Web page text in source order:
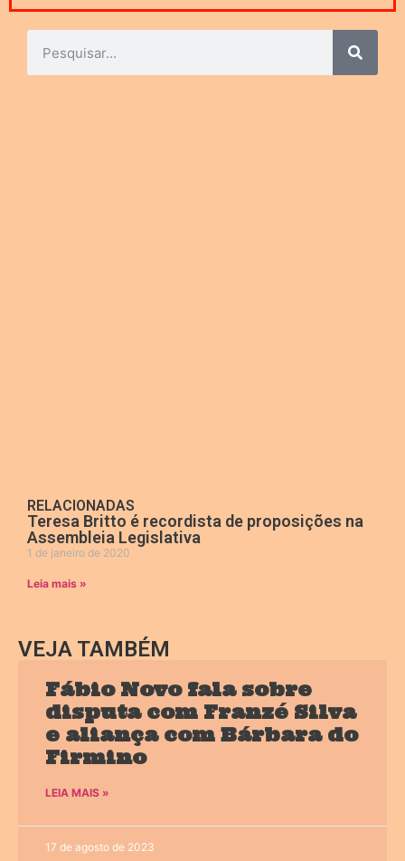
RELACIONADAS
Teresa Britto é recordista de proposições na
Assembleia Legislativa
1 de janeiro de 2020
Leia mais »
VEJA TAMBÉM
Fábio Novo fala sobre
disputa com Franzé Silva
e aliança com Bárbara do
Firmino
LEIA MAIS »
17 de agosto de 2023